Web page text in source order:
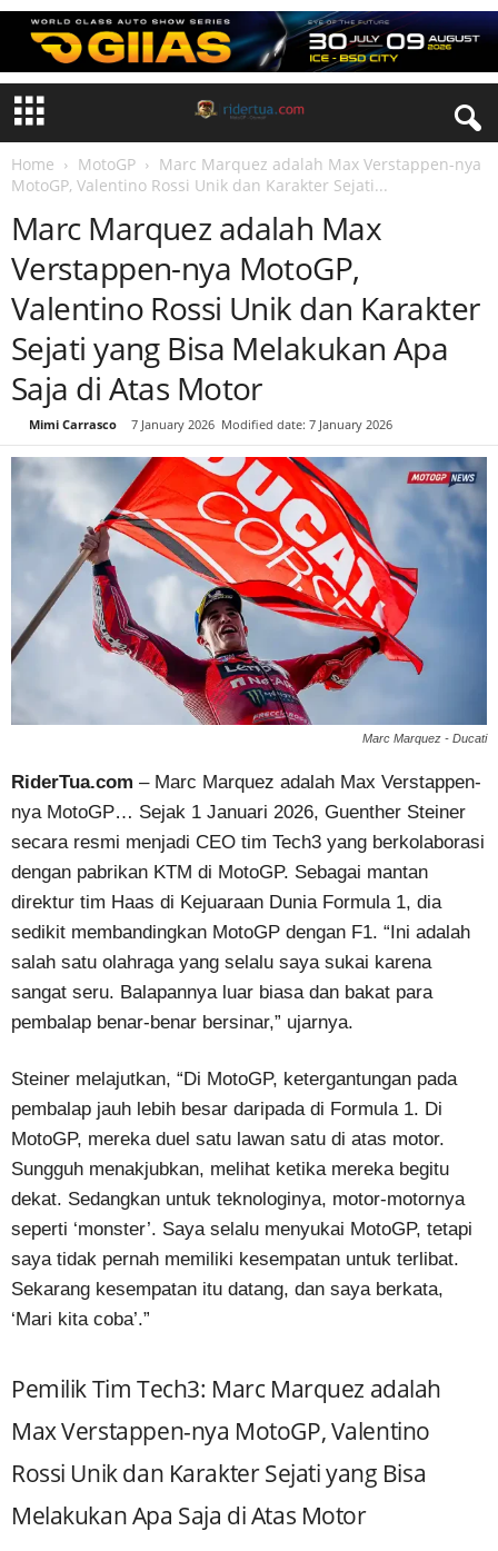
Home MotoGP
Marc Marquez adalah Max Verstappen-nya
MotoGP, Valentino Rossi Unik dan Karakter Sejati...
Marc Marquez adalah Max
Verstappen-nya MotoGP,
Valentino Rossi Unik dan Karakter
Sejati yang Bisa Melakukan Apa
Saja di Atas Motor
Mimi Carrasco 7 January 2026 Modified date: 7 January 2026
Marc Marquez - Ducati
RiderTua.com – Marc Marquez adalah Max Verstappen-
nya MotoGP… Sejak 1 Januari 2026, Guenther Steiner
secara resmi menjadi CEO tim Tech3 yang berkolaborasi
dengan pabrikan KTM di MotoGP. Sebagai mantan
direktur tim Haas di Kejuaraan Dunia Formula 1, dia
sedikit membandingkan MotoGP dengan F1. “Ini adalah
salah satu olahraga yang selalu saya sukai karena
sangat seru. Balapannya luar biasa dan bakat para
pembalap benar-benar bersinar,” ujarnya.
Steiner melajutkan, “Di MotoGP, ketergantungan pada
pembalap jauh lebih besar daripada di Formula 1. Di
MotoGP, mereka duel satu lawan satu di atas motor.
Sungguh menakjubkan, melihat ketika mereka begitu
dekat. Sedangkan untuk teknologinya, motor-motornya
seperti ‘monster’. Saya selalu menyukai MotoGP, tetapi
saya tidak pernah memiliki kesempatan untuk terlibat.
Sekarang kesempatan itu datang, dan saya berkata,
‘Mari kita coba’.”
Pemilik Tim Tech3: Marc Marquez adalah
Max Verstappen-nya MotoGP, Valentino
Rossi Unik dan Karakter Sejati yang Bisa
Melakukan Apa Saja di Atas Motor